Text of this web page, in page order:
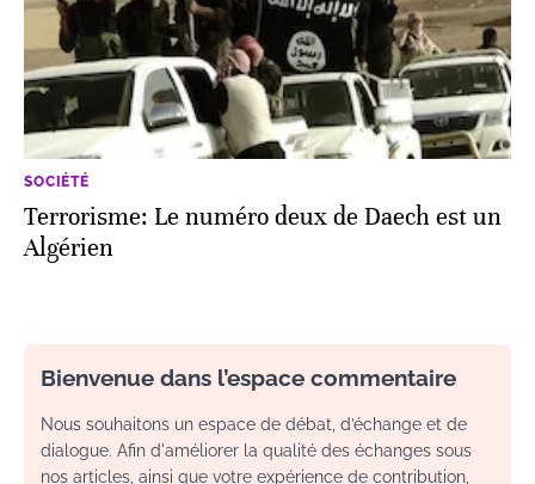
SOCIÉTÉ
Terrorisme: Le numéro deux de Daech est un
Algérien
Bienvenue dans l’espace commentaire
Nous souhaitons un espace de débat, d’échange et de
dialogue. Afin d'améliorer la qualité des échanges sous
nos articles, ainsi que votre expérience de contribution,